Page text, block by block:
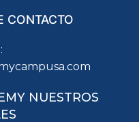
CONTACTO
NUESTROS